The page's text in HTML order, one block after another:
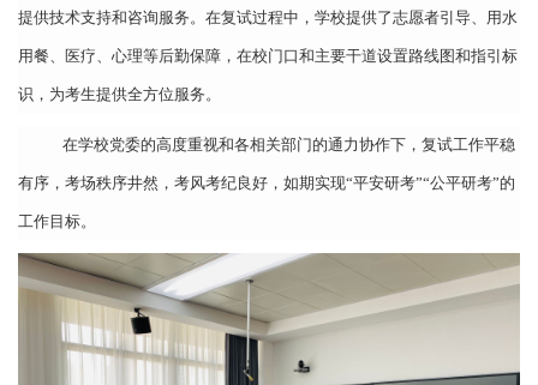
提供技术支持和咨询服务。在复试过程中，学校提供了志愿者引导、用水
用餐、医疗、心理等后勤保障，在校门口和主要干道设置路线图和指引标
识，为考生提供全方位服务。
在学校党委的高度重视和各相关部门的通力协作下，复试工作平稳
有序，考场秩序井然，考风考纪良好，如期实现“平安研考”“公平研考”的
工作目标。